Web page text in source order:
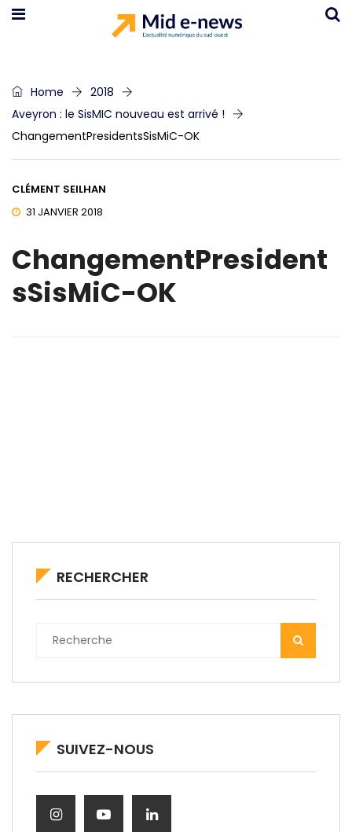
Home
2018
Aveyron : le SisMIC nouveau est arrivé !
ChangementPresidentsSisMiC-OK
CLÉMENT SEILHAN
31 JANVIER 2018
ChangementPresident
sSisMiC-OK
RECHERCHER
SUIVEZ-NOUS